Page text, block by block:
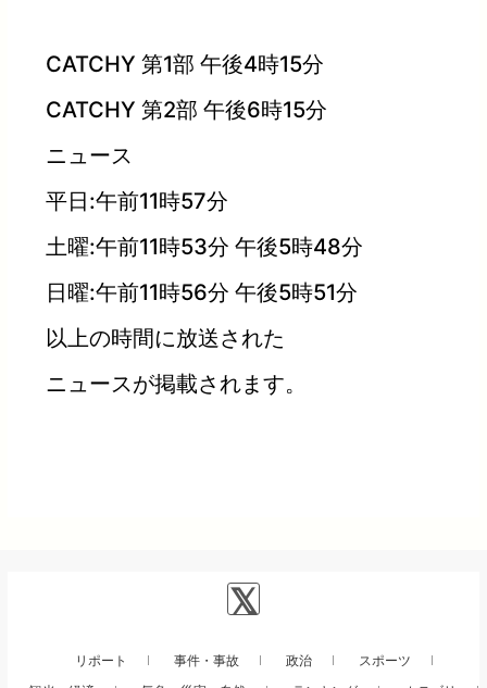
CATCHY 第1部 午後4時15分
CATCHY 第2部 午後6時15分
ニュース
平日:午前11時57分
土曜:午前11時53分 午後5時48分
日曜:午前11時56分 午後5時51分
以上の時間に放送された
ニュースが掲載されます。
リポート 事件・事故 政治
スポーツ